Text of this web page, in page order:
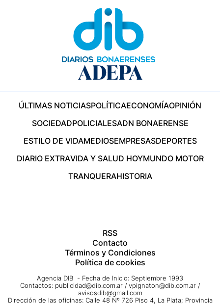
ÚLTIMAS NOTICIASPOLÍTICAECONOMÍAOPINIÓN
SOCIEDADPOLICIALESADN BONAERENSE
ESTILO DE VIDAMEDIOSEMPRESASDEPORTES
DIARIO EXTRAVIDA Y SALUD HOYMUNDO MOTOR
TRANQUERAHISTORIA
RSS
Contacto
Términos y Condiciones
Política de cookies
Agencia DIB - Fecha de Inicio: Septiembre 1993
Contactos: publicidad@dib.com.ar / vpignaton@dib.com.ar /
avisosdib@gmail.com
Dirección de las oficinas: Calle 48 Nº 726 Piso 4, La Plata; Provincia